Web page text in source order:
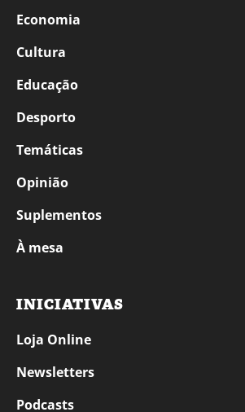
Economia
Cultura
Educação
Desporto
Temáticas
Opinião
Suplementos
À mesa
INICIATIVAS
Loja Online
Newsletters
Podcasts